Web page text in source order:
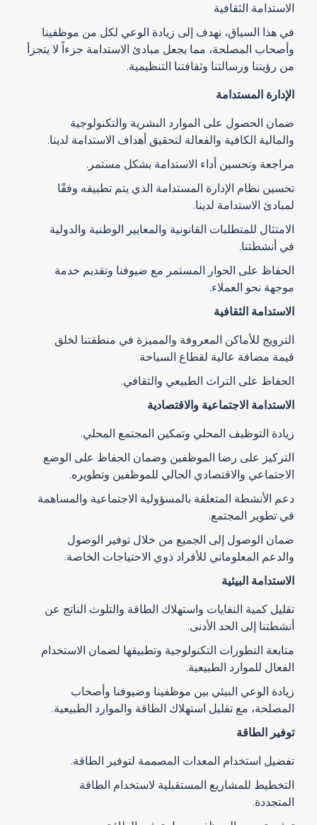
الاستدامة الثقافية
في هذا السياق، نهدف إلى زيادة الوعي لكل من موظفينا
وأصحاب المصلحة، مما يجعل مبادئ الاستدامة جزءاً لا يتجزأ
من رؤيتنا ورسالتنا وثقافتنا التنظيمية.
الإدارة المستدامة
ضمان الحصول على الموارد البشرية والتكنولوجية
والمالية الكافية والفعالة لتحقيق أهداف الاستدامة لدينا.
مراجعة وتحسين أداء الاستدامة بشكل مستمر.
تحسين نظام الإدارة المستدامة الذي يتم تطبيقه وفقًا
لمبادئ الاستدامة لدينا.
الامتثال للمتطلبات القانونية والمعايير الوطنية والدولية
في أنشطتنا.
الحفاظ على الحوار المستمر مع ضيوفنا وتقديم خدمة
موجهة نحو العملاء.
الاستدامة الثقافية
الترويج للأماكن المعروفة والمميزة في منطقتنا لخلق
قيمة مضافة عالية لقطاع السياحة.
الحفاظ على التراث الطبيعي والثقافي.
الاستدامة الاجتماعية والاقتصادية
زيادة التوظيف المحلي وتمكين المجتمع المحلي.
التركيز على رضا الموظفين وضمان الحفاظ على الوضع
الاجتماعي والاقتصادي الحالي للموظفين وتطويره.
دعم الأنشطة المتعلقة بالمسؤولية الاجتماعية والمساهمة
في تطوير المجتمع.
ضمان الوصول إلى الجميع من خلال توفير الوصول
والدعم المعلوماتي للأفراد ذوي الاحتياجات الخاصة.
الاستدامة البيئية
تقليل كمية النفايات واستهلاك الطاقة والتلوث الناتج عن
أنشطتنا إلى الحد الأدنى.
متابعة التطورات التكنولوجية وتطبيقها لضمان الاستخدام
الفعال للموارد الطبيعية.
زيادة الوعي البيئي بين موظفينا وضيوفنا وأصحاب
المصلحة، مع تقليل استهلاك الطاقة والموارد الطبيعية.
توفير الطاقة
تفضيل استخدام المعدات المصممة لتوفير الطاقة.
التخطيط للمشاريع المستقبلية لاستخدام الطاقة
المتجددة.